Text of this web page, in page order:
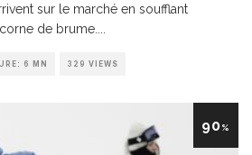
sur le marché en soufflant
de brume.
6 MN 329 VIEWS
90%